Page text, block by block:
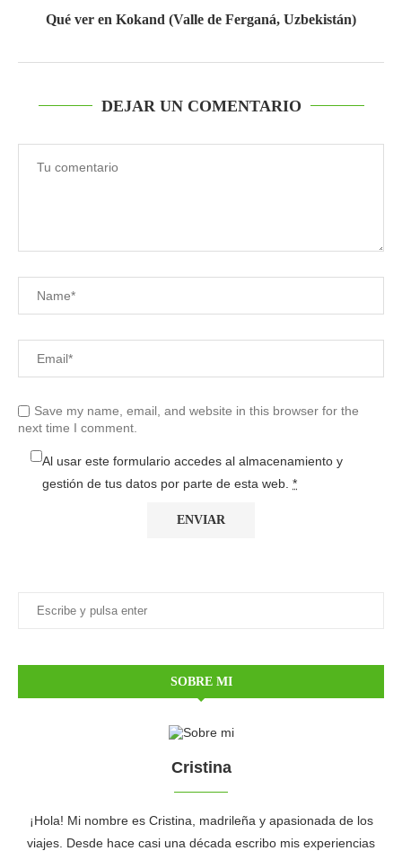
Qué ver en Kokand (Valle de Ferganá, Uzbekistán)
DEJAR UN COMENTARIO
Save my name, email, and website in this browser for the
next time I comment.
Al usar este formulario accedes al almacenamiento y
gestión de tus datos por parte de esta web. *
SOBRE MI
Cristina
¡Hola! Mi nombre es Cristina, madrileña y apasionada de los
viajes. Desde hace casi una década escribo mis experiencias